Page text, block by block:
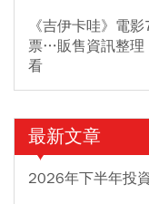
《吉伊卡哇》電
票…販售資訊整理
看
最新文章
2026年下半年投